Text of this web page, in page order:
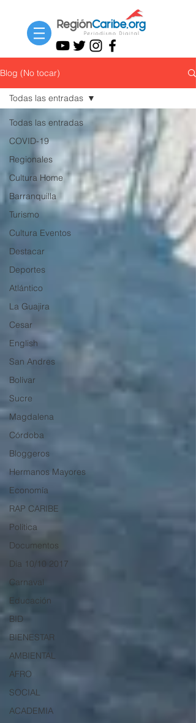
Blog (No tocar)
Todas las entradas
COVID-19
Regionales
Cultura Home
Barranquilla
Turismo
Cultura Eventos
Destacar
Deportes
Atlántico
La Guajira
Cesar
English
San Andres
Bolívar
Sucre
Magdalena
Córdoba
Bloggeros
Hermanos Mayores
Economía
RAP CARIBE
Política
Documentos
Día 10/10 2017
Carnaval
Educación
BID
BIENESTAR
AMBIENTAL
AFRO
SOCIAL
ACADEMIA
Todas las entradas